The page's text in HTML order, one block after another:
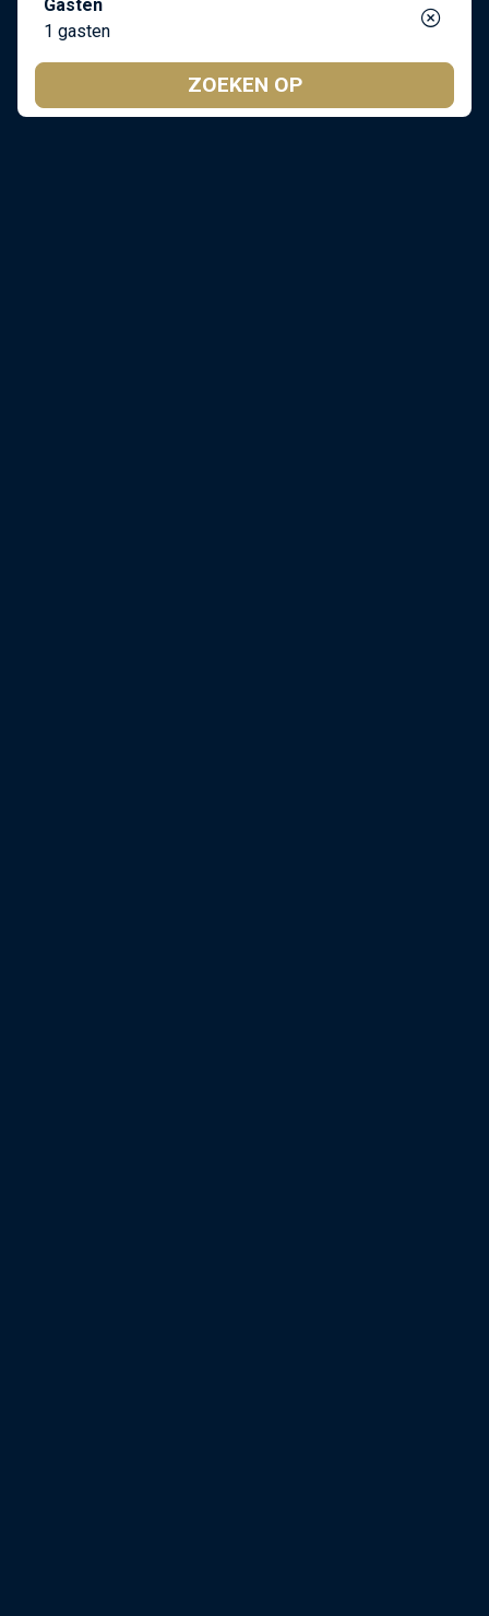
Gasten
1 gasten
ZOEKEN OP